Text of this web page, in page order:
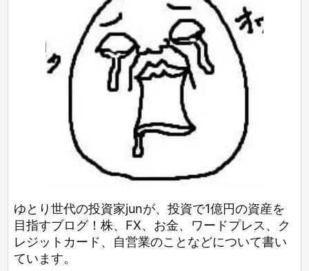
ゆとり世代の投資家junが、投資で1億円の資産を
目指すブログ！株、FX、お金、ワードプレス、ク
レジットカード、自営業のことなどについて書い
ています。